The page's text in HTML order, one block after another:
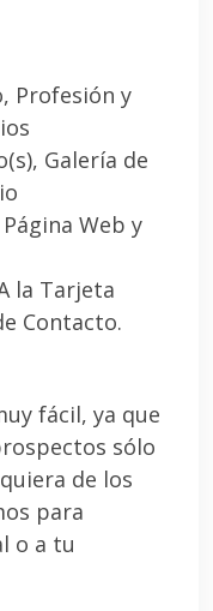
Profesión y
Galería de
Página Web y
la Tarjeta
Contacto.
fácil, ya que
sólo
de los
para
o a tu